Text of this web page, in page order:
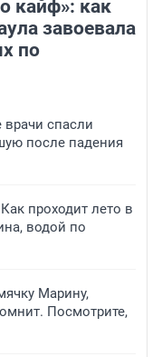
кайф»: как
завоевала
по
врачи спасли
после падения
проходит лето в
водой по
Марину,
Посмотрите,